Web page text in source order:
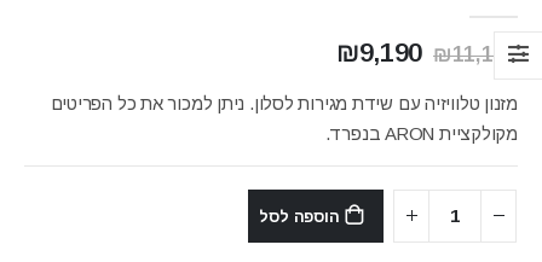
₪11,178
המחיר
היה:
₪11,178.
₪9,190
הוא:
₪9,190.
מזנון טלוויזיה עם שידת מגירות לסלון. ניתן למכור את כל הפריטים
מקולקציית ARON בנפרד.
הוספה לסל